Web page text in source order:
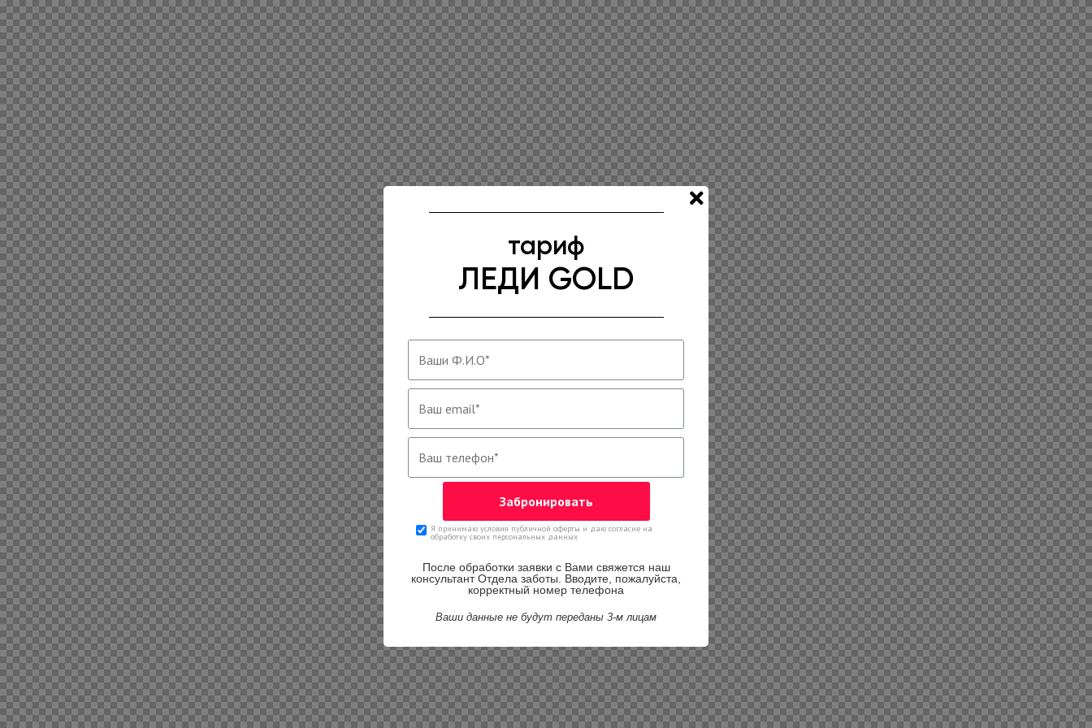
тариф
ЛЕДИ GOLD
Я принимаю условия публичной оферты и даю согласие на
обработку своих персональных данных
После обработки заявки с Вами свяжется наш
консультант Отдела заботы. Вводите, пожалуйста,
корректный номер телефона
Ваши данные не будут переданы 3-м лицам